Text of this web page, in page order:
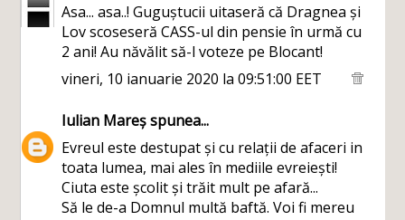
Asa... asa..! Guguștucii uitaseră că Dragnea și
Lov scoseseră CASS-ul din pensie în urmă cu
2 ani! Au năvălit să-l voteze pe Blocant!
vineri, 10 ianuarie 2020 la 09:51:00 EET
Iulian Mareșspunea...
Evreul este destupat și cu relații de afaceri in
toata lumea, mai ales în mediile evreiești!
Ciuta este școlit și trăit mult pe afară...
Să le de-a Domnul multă baftă. Voi fi mereu